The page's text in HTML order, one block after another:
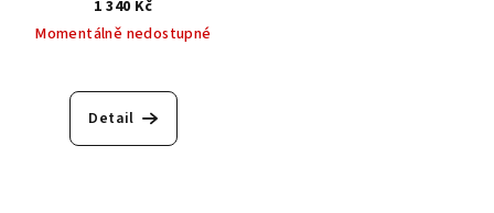
1 340 Kč
Momentálně nedostupné
Detail